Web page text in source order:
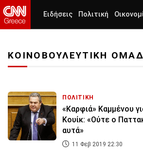
Ειδήσεις Πολιτική
ΚΟΙΝΟΒΟΥΛΕΥΤΙΚΗ
ΠΟΛΙΤΙΚΗ
«Καρφιά» Καμμένου
Κουίκ: «Ούτε ο
αυτά»
11 Φεβ 2019 22:30